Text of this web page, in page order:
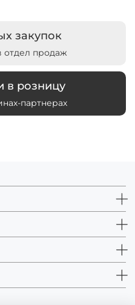
закупок
отдел продаж
в розницу
партнерах